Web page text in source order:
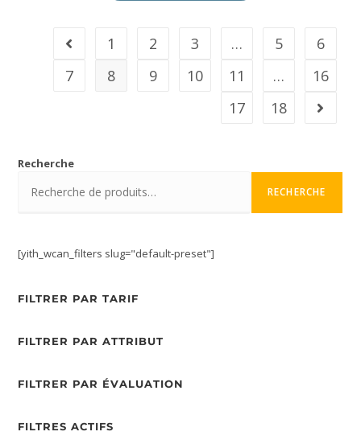
1 2 3 … 5
6
7
8 9 10 11 …
16
17
18
Recherche
RECHERCHE
[yith_wcan_filters slug="default-preset"]
FILTRER PAR TARIF
FILTRER PAR ATTRIBUT
FILTRER PAR ÉVALUATION
FILTRES ACTIFS